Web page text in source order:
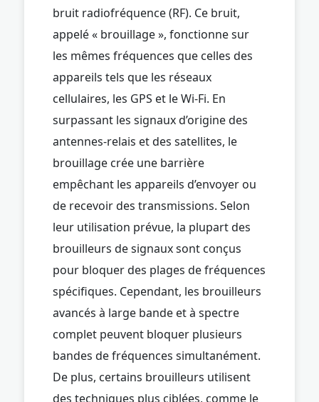
bruit radiofréquence (RF). Ce bruit,
appelé « brouillage », fonctionne sur
les mêmes fréquences que celles des
appareils tels que les réseaux
cellulaires, les GPS et le Wi-Fi. En
surpassant les signaux d’origine des
antennes-relais et des satellites, le
brouillage crée une barrière
empêchant les appareils d’envoyer ou
de recevoir des transmissions. Selon
leur utilisation prévue, la plupart des
brouilleurs de signaux sont conçus
pour bloquer des plages de fréquences
spécifiques. Cependant, les brouilleurs
avancés à large bande et à spectre
complet peuvent bloquer plusieurs
bandes de fréquences simultanément.
De plus, certains brouilleurs utilisent
des techniques plus ciblées, comme le